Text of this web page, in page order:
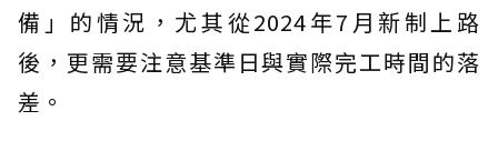
備」的情況，尤其從2024年7月新制上路
後，更需要注意基準日與實際完工時間的落
差。